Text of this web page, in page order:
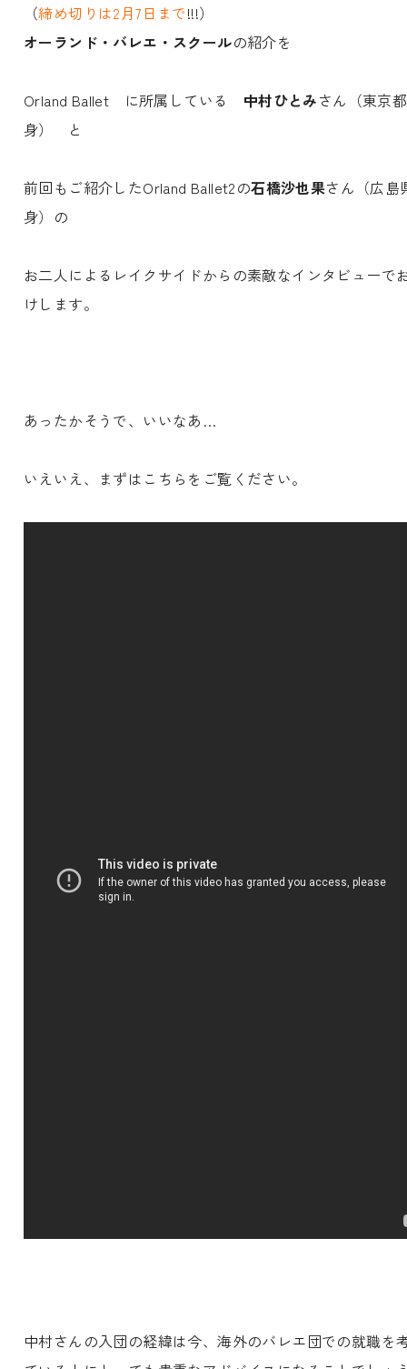
（締め切りは2月7日まで!!!）
オーランド・バレエ・スクールの紹介を
Orland Ballet に所属している 中村ひとみさん（東京
身） と
前回もご紹介したOrland Ballet2の石橋沙也果さん（広島
身）の
お二人によるレイクサイドからの素敵なインタビューで
けします。
あったかそうで、いいなあ…
いえいえ、まずはこちらをご覧ください。
中村さんの入団の経緯は今、海外のバレエ団での就職を